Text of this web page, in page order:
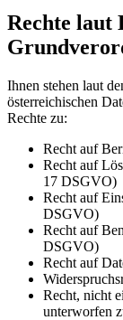
Rechte laut
Ihnen stehen laut
österreichischen
Rechte zu:
Recht auf
Recht auf
17 DSGVO)
Recht auf
DSGVO)
Recht auf
DSGVO)
Recht auf
Recht, nicht
unterworfen